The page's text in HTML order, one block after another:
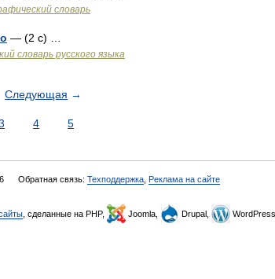
словарь
— (2 с) …
словарь русского языка
Следующая →
4 5
Обратная связь: Техподдержка Реклама на сайте
, сделанные на PHP, Joomla, Drupal,